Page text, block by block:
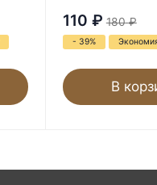
110 ₽ 180 ₽
- 39%
В